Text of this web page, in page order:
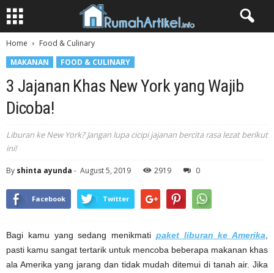
Home
Food & Culinary
MAKANAN
FOOD & CULINARY
3 Jajanan Khas New York yang Wajib
Dicoba!
Liburan ke New York? Jangan lupa cicipi jajanan bercita rasa lezat berikut
ini!
By shinta ayunda - August 5, 2019 2919 0
Facebook Twitter
Bagi kamu yang sedang menikmati paket liburan ke Amerika
pasti kamu sangat tertarik untuk mencoba beberapa makanan khas
ala Amerika yang jarang dan tidak mudah ditemui di tanah air. Jika